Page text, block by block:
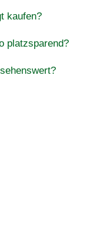
kaufen?
platzsparend?